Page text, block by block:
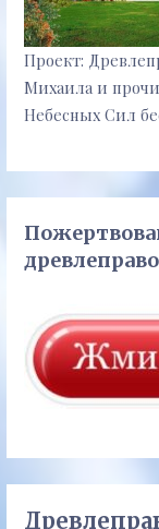
Проект:
Михаила и
Небесных Сил